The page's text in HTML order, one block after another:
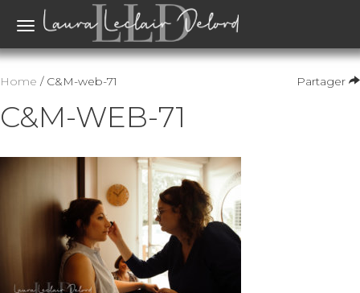
Toggle
Partager
Home / C&M-web-71
C&M-WEB-71